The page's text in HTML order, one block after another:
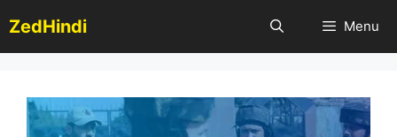
to
content
ZedHindi Menu